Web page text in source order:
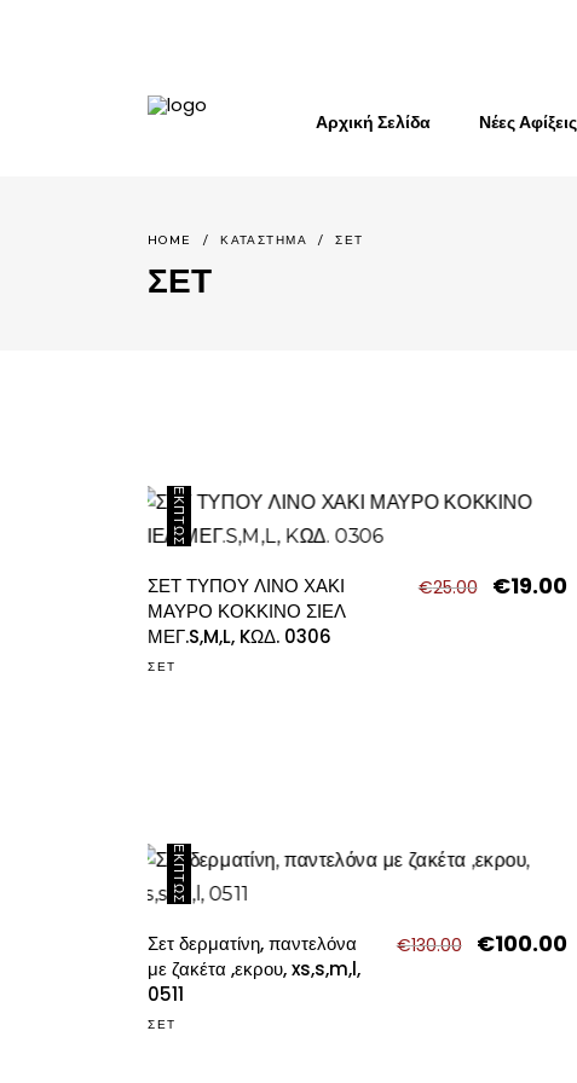
Αρχική Σελίδα Νέες Αφίξεις
HOME /ΚΑΤΆΣΤΗΜΑ /ΣΕΤ
ΣΕΤ
ΈΚΠΤΩΣΗ
ΣΕΤ ΤΥΠΟΥ ΛΙΝΟ ΧΑΚΙ
ΜΑΥΡΟ ΚΟΚΚΙΝΟ ΣΙΕΛ
ΜΕΓ.S,M,L, KΩΔ. 0306
€25.00
Original
€19.00Η
ΣΕΤ
ΈΚΠΤΩΣΗ
Σετ δερματίνη, παντελόνα
με ζακέτα ,εκρου, xs,s,m,l,
0511
€130.00
Original
€100.00Η
ΣΕΤ